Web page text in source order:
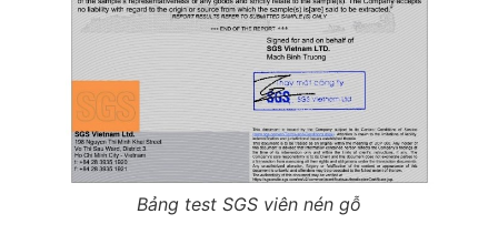
Bảng test SGS viên nén gỗ